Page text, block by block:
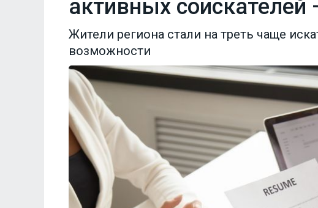
активных соискателей
Жители региона стали на треть чаще
возможности